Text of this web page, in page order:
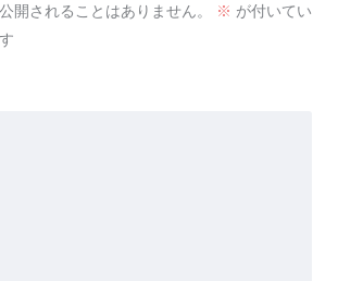
開されることはありません。 ※ が付いてい